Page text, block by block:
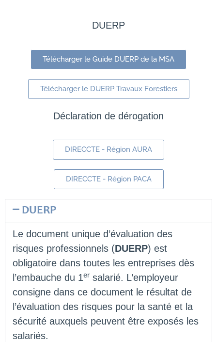
DUERP
Le document unique d’évaluation des
risques professionnels (DUERP) est
obligatoire dans toutes les entreprises dès
l’embauche du 1er salarié. L’employeur
consigne dans ce document le résultat de
l’évaluation des risques pour la santé et la
sécurité auxquels peuvent être exposés les
salariés.
DUERP
Télécharger le Guide DUERP de la MSA
Télécharger le DUERP Travaux Forestiers
Déclaration de dérogation
DIRECCTE - Région AURA
DIRECCTE - Région PACA